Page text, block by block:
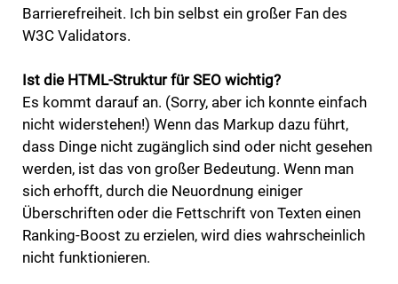
Barrierefreiheit. Ich bin selbst ein großer Fan des
W3C Validators.
Ist die HTML-Struktur für SEO wichtig?
Es kommt darauf an. (Sorry, aber ich konnte einfach
nicht widerstehen!) Wenn das Markup dazu führt,
dass Dinge nicht zugänglich sind oder nicht gesehen
werden, ist das von großer Bedeutung. Wenn man
sich erhofft, durch die Neuordnung einiger
Überschriften oder die Fettschrift von Texten einen
Ranking-Boost zu erzielen, wird dies wahrscheinlich
nicht funktionieren.